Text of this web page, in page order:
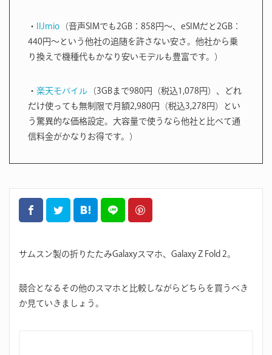
・ IIJmio （音声SIMでも2GB：858円〜、eSIMだと2GB：
440円〜という他社の追随を許さない安さ。他社から乗
り換えで機種代もかなり安いモデルも豊富です。）
・ 楽天モバイル （3GBまで980円（税込1,078円）、どれ
だけ使っても無制限で月額2,980円（税込3,278円）とい
う驚異的な価格設定。大容量で使うなら他社と比べて通
信料金がかなりお得です。）
サムスン製の折りたたみGalaxyスマホ、Galaxy Z Fold 2。
競合となるその他のスマホと比較しながらどちらを買うべき
か見ていきましょう。